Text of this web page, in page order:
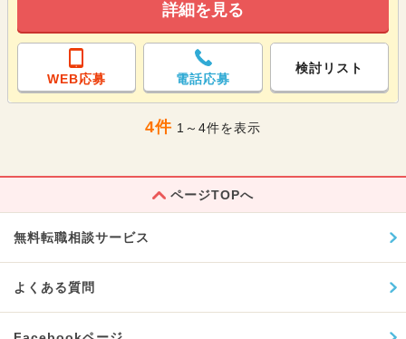
詳細を見る
WEB応募 電話応募
検討リスト
4件 1～4件を表示
ページTOPへ
無料転職相談サービス
よくある質問